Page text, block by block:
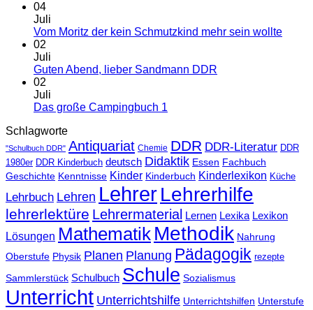
04
Juli
Vom Moritz der kein Schmutzkind mehr sein wollte
02
Juli
Guten Abend, lieber Sandmann DDR
02
Juli
Das große Campingbuch 1
Schlagworte
"Schulbuch DDR" Antiquariat Chemie DDR DDR-Literatur DDR
1980er DDR Kinderbuch deutsch Didaktik Essen Fachbuch
Geschichte Kenntnisse Kinder Kinderbuch Kinderlexikon Küche
Lehrbuch Lehren LehrerLehrerhilfe
lehrerlektüre Lehrermaterial Lernen Lexika Lexikon
Lösungen Mathematik Methodik Nahrung
Oberstufe Physik Planen Planung Pädagogik rezepte
Sammlerstück Schulbuch Schule Sozialismus
Unterricht Unterrichtshilfe Unterrichtshilfen Unterstufe